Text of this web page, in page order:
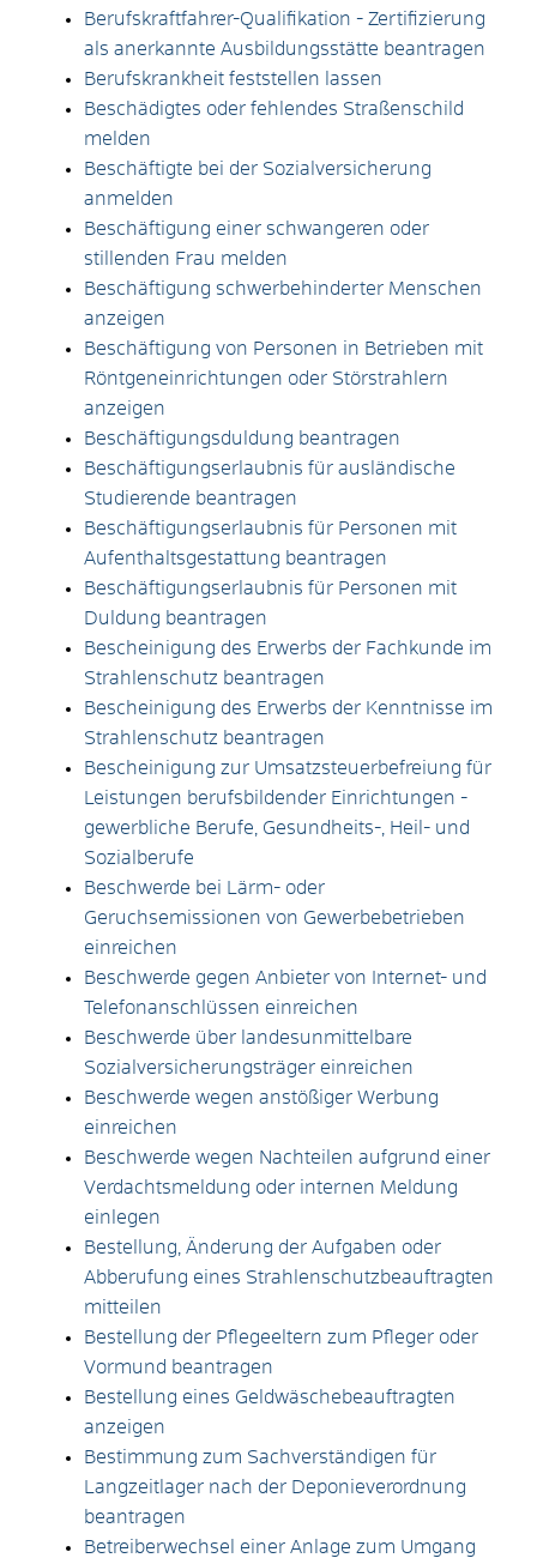
Berufskraftfahrer-Qualifikation - Zertifizierung
als anerkannte Ausbildungsstätte beantragen
Berufskrankheit feststellen lassen
Beschädigtes oder fehlendes Straßenschild
melden
Beschäftigte bei der Sozialversicherung
anmelden
Beschäftigung einer schwangeren oder
stillenden Frau melden
Beschäftigung schwerbehinderter Menschen
anzeigen
Beschäftigung von Personen in Betrieben mit
Röntgeneinrichtungen oder Störstrahlern
anzeigen
Beschäftigungsduldung beantragen
Beschäftigungserlaubnis für ausländische
Studierende beantragen
Beschäftigungserlaubnis für Personen mit
Aufenthaltsgestattung beantragen
Beschäftigungserlaubnis für Personen mit
Duldung beantragen
Bescheinigung des Erwerbs der Fachkunde im
Strahlenschutz beantragen
Bescheinigung des Erwerbs der Kenntnisse im
Strahlenschutz beantragen
Bescheinigung zur Umsatzsteuerbefreiung für
Leistungen berufsbildender Einrichtungen -
gewerbliche Berufe, Gesundheits-, Heil- und
Sozialberufe
Beschwerde bei Lärm- oder
Geruchsemissionen von Gewerbebetrieben
einreichen
Beschwerde gegen Anbieter von Internet- und
Telefonanschlüssen einreichen
Beschwerde über landesunmittelbare
Sozialversicherungsträger einreichen
Beschwerde wegen anstößiger Werbung
einreichen
Beschwerde wegen Nachteilen aufgrund einer
Verdachtsmeldung oder internen Meldung
einlegen
Bestellung, Änderung der Aufgaben oder
Abberufung eines Strahlenschutzbeauftragten
mitteilen
Bestellung der Pflegeeltern zum Pfleger oder
Vormund beantragen
Bestellung eines Geldwäschebeauftragten
anzeigen
Bestimmung zum Sachverständigen für
Langzeitlager nach der Deponieverordnung
beantragen
Betreiberwechsel einer Anlage zum Umgang